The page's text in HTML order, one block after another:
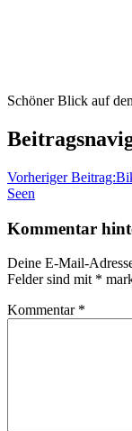
Schöner Blick auf
Vorheriger Beitrag:
Seen
Kommentar
Deine E-Mail-
Felder sind mit *
Kommentar *